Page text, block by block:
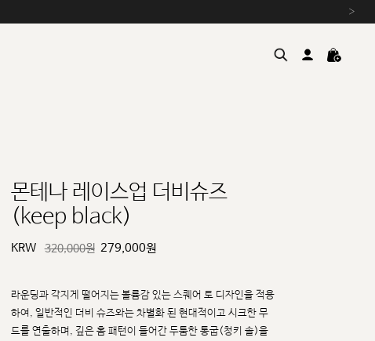
›
몬테나 레이스업 더비슈즈
(keep black)
KRW 320,000원 279,000원
라운딩과 각지게 떨어지는 볼륨감 있는 스퀘어 토 디자인을 적용
하여, 일반적인 더비 슈즈와는 차별화 된 현대적이고 시크한 무
드를 연출하며, 깊은 홈 패턴이 들어간 두툼한 통굽(청키 솔)을